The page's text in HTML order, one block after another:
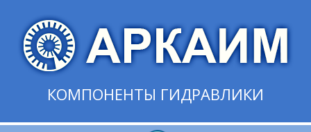
КОМПОНЕНТЫ ГИДРАВЛИКИ